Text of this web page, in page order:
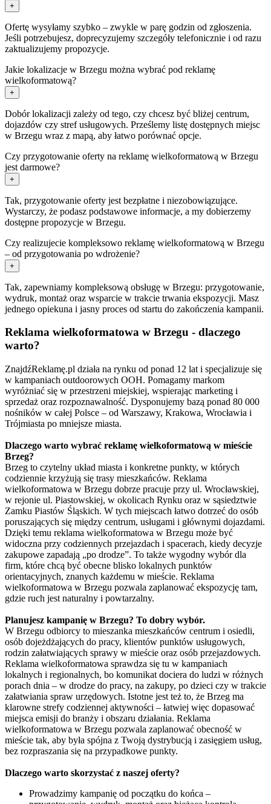
+
Ofertę wysyłamy szybko – zwykle w parę godzin od zgłoszenia.
Jeśli potrzebujesz, doprecyzujemy szczegóły telefonicznie i od razu
zaktualizujemy propozycje.
Jakie lokalizacje w Brzegu można wybrać pod reklamę
wielkoformatową?
+
Dobór lokalizacji zależy od tego, czy chcesz być bliżej centrum,
dojazdów czy stref usługowych. Prześlemy listę dostępnych miejsc
w Brzegu wraz z mapą, aby łatwo porównać opcje.
Czy przygotowanie oferty na reklamę wielkoformatową w Brzegu
jest darmowe?
+
Tak, przygotowanie oferty jest bezpłatne i niezobowiązujące.
Wystarczy, że podasz podstawowe informacje, a my dobierzemy
dostępne propozycje w Brzegu.
Czy realizujecie kompleksowo reklamę wielkoformatową w Brzegu
– od przygotowania po wdrożenie?
+
Tak, zapewniamy kompleksową obsługę w Brzegu: przygotowanie,
wydruk, montaż oraz wsparcie w trakcie trwania ekspozycji. Masz
jednego opiekuna i jasny proces od startu do zakończenia kampanii.
Reklama wielkoformatowa w Brzegu - dlaczego
warto?
ZnajdźReklamę.pl działa na rynku od ponad 12 lat i specjalizuje się
w kampaniach outdoorowych OOH. Pomagamy markom
wyróżniać się w przestrzeni miejskiej, wspierając marketing i
sprzedaż oraz rozpoznawalność. Dysponujemy bazą ponad 80 000
nośników w całej Polsce – od Warszawy, Krakowa, Wrocławia i
Trójmiasta po mniejsze miasta.
Dlaczego warto wybrać reklamę wielkoformatową w mieście
Brzeg?
Brzeg to czytelny układ miasta i konkretne punkty, w których
codziennie krzyżują się trasy mieszkańców. Reklama
wielkoformatowa w Brzegu dobrze pracuje przy ul. Wrocławskiej,
w rejonie ul. Piastowskiej, w okolicach Rynku oraz w sąsiedztwie
Zamku Piastów Śląskich. W tych miejscach łatwo dotrzeć do osób
poruszających się między centrum, usługami i głównymi dojazdami.
Dzięki temu reklama wielkoformatowa w Brzegu może być
widoczna przy codziennych przejazdach i spacerach, kiedy decyzje
zakupowe zapadają „po drodze”. To także wygodny wybór dla
firm, które chcą być obecne blisko lokalnych punktów
orientacyjnych, znanych każdemu w mieście. Reklama
wielkoformatowa w Brzegu pozwala zaplanować ekspozycję tam,
gdzie ruch jest naturalny i powtarzalny.
Planujesz kampanię w Brzegu? To dobry wybór.
W Brzegu odbiorcy to mieszanka mieszkańców centrum i osiedli,
osób dojeżdżających do pracy, klientów punktów usługowych,
rodzin załatwiających sprawy w mieście oraz osób przejazdowych.
Reklama wielkoformatowa sprawdza się tu w kampaniach
lokalnych i regionalnych, bo komunikat dociera do ludzi w różnych
porach dnia – w drodze do pracy, na zakupy, po dzieci czy w trakcie
załatwiania spraw urzędowych. Istotne jest też to, że Brzeg ma
klarowne strefy codziennej aktywności – łatwiej więc dopasować
miejsca emisji do branży i obszaru działania. Reklama
wielkoformatowa w Brzegu pozwala zaplanować obecność w
mieście tak, aby była spójna z Twoją dystrybucją i zasięgiem usług,
bez rozpraszania się na przypadkowe punkty.
Dlaczego warto skorzystać z naszej oferty?
Prowadzimy kampanię od początku do końca –